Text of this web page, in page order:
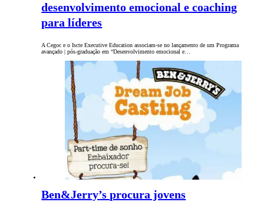
desenvolvimento emocional e coaching
para líderes
A Cegoc e o Iscte Executive Education associam-se no lançamento de um Programa
avançado | pós-graduação em “Desenvolvimento emocional e…
Ben&Jerry’s procura jovens